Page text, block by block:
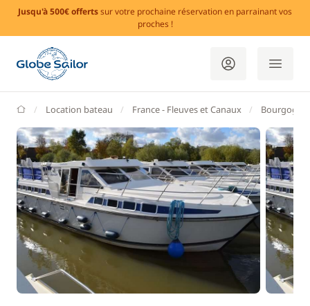
Jusqu'à 500€ offertssur votre prochaine réservation en parrainant vos
proches !
GlobeSailor
Location bateau France - Fleuves et Canaux Bourgogne